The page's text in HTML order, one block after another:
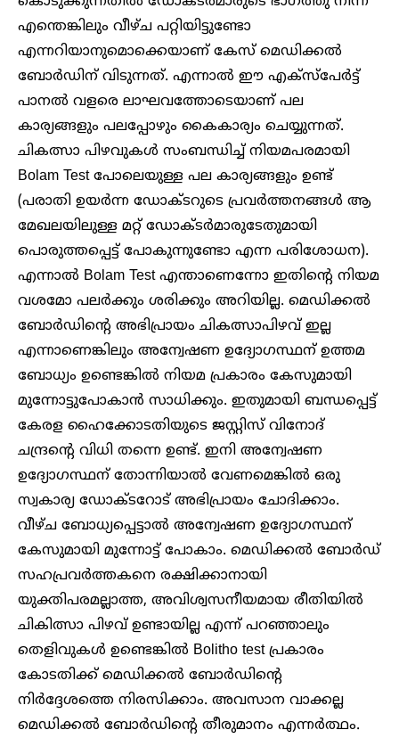
എന്തെങ്കിലും വീഴ്ച പറ്റിയിട്ടുണ്ടോ
എന്നറിയാനുമൊക്കെയാണ് കേസ് മെഡിക്കൽ
ബോർഡിന് വിടുന്നത്. എന്നാൽ ഈ എക്സ്പേർട്ട്
പാനൽ വളരെ ലാഘവത്തോടെയാണ് പല
കാര്യങ്ങളും പലപ്പോഴും കൈകാര്യം ചെയ്യുന്നത്.
ചികത്സാ പിഴവുകൾ സംബന്ധിച്ച് നിയമപരമായി
Bolam Test പോലെയുള്ള പല കാര്യങ്ങളും ഉണ്ട്
(പരാതി ഉയർന്ന ഡോക്ടറുടെ പ്രവർത്തനങ്ങൾ ആ
മേഖലയിലുള്ള മറ്റ് ഡോക്ടർമാരുടേതുമായി
പൊരുത്തപ്പെട്ട് പോകുന്നുണ്ടോ എന്ന പരിശോധന).
എന്നാൽ Bolam Test എന്താണെന്നോ ഇതിന്റെ നിയമ
വശമോ പലർക്കും ശരിക്കും അറിയില്ല. മെഡിക്കൽ
ബോർഡിന്റെ അഭിപ്രായം ചികത്സാപിഴവ് ഇല്ല
എന്നാണെങ്കിലും അന്വേഷണ ഉദ്യോ​ഗസ്ഥന് ഉത്തമ
ബോധ്യം ഉണ്ടെങ്കിൽ നിയമ പ്രകാരം കേസുമായി
മുന്നോട്ടുപോകാൻ സാധിക്കും. ഇതുമായി ബന്ധപ്പെട്ട്
കേരള ഹൈക്കോടതിയുടെ ജസ്റ്റിസ് വിനോദ്
ചന്ദ്രന്റെ വിധി തന്നെ ഉണ്ട്. ഇനി അന്വേഷണ
ഉദ്യോഗസ്ഥന് തോന്നിയാൽ വേണമെങ്കിൽ ഒരു
സ്വകാര്യ ഡോക്ടറോട് അഭിപ്രായം ചോദിക്കാം.
വീഴ്ച ബോധ്യപ്പെട്ടാൽ അന്വേഷണ ഉദ്യോഗസ്ഥന്
കേസുമായി മുന്നോട്ട് പോകാം. മെഡിക്കൽ ബോർഡ്
സഹപ്രവർത്തകനെ രക്ഷിക്കാനായി
യുക്തിപരമല്ലാത്ത, അവിശ്വസനീയമായ രീതിയിൽ
ചികിത്സാ പിഴവ് ഉണ്ടായില്ല എന്ന് പറഞ്ഞാലും
തെളിവുകൾ ഉണ്ടെങ്കിൽ Bolitho test പ്രകാരം
കോടതിക്ക് മെഡിക്കൽ ബോർഡിന്റെ
നിർദ്ദേശത്തെ നിരസിക്കാം. അവസാന വാക്കല്ല
മെഡിക്കൽ ബോർഡിന്റെ തീരുമാനം എന്നർത്ഥം.